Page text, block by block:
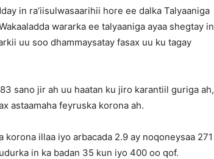
in ra’iisulwasaarihii hore ee dalka Talyaaniga
wararka ee talyaaniga ayaa shegtay in
uu soo dhammaysatay fasax uu ku tagay
sano jir ah uu haatan ku jiro karantiil guriga ah,
astaamaha feyruska korona ah.
illaa iyo arbacada 2.9 ay noqoneysaa 271
in ka badan 35 kun iyo 400 oo qof.